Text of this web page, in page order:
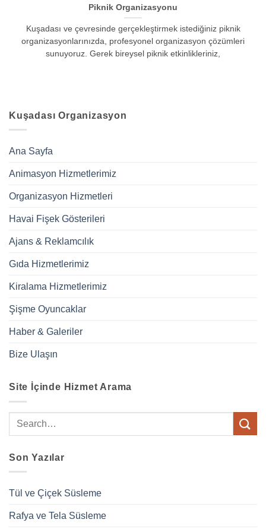
Piknik Organizasyonu
Kuşadası ve çevresinde gerçekleştirmek istediğiniz piknik
organizasyonlarınızda, profesyonel organizasyon çözümleri
sunuyoruz. Gerek bireysel piknik etkinlikleriniz,
Kuşadası Organizasyon
Ana Sayfa
Animasyon Hizmetlerimiz
Organizasyon Hizmetleri
Havai Fişek Gösterileri
Ajans & Reklamcılık
Gıda Hizmetlerimiz
Kiralama Hizmetlerimiz
Şişme Oyuncaklar
Haber & Galeriler
Bize Ulaşın
Site İçinde Hizmet Arama
Son Yazılar
Tül ve Çiçek Süsleme
Rafya ve Tela Süsleme